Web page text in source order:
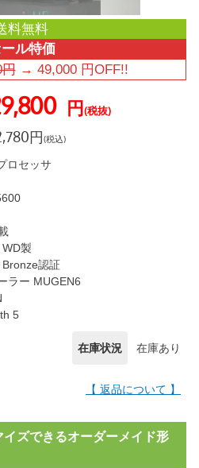
料無料
ル特価
円→ 49,000円OFF!!
円(税抜)
円(税込)
ロセッサ
製
認証
ラー MUGEN6
5
在庫状況 在庫あり
【 返品について 】
ズできるオーダーメイド形